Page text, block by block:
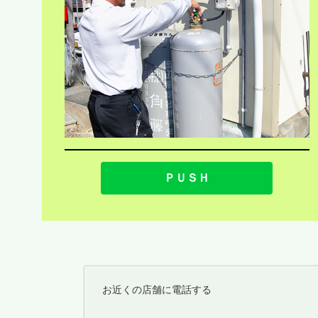
ＰＵＳＨ
お近くの店舗に電話する